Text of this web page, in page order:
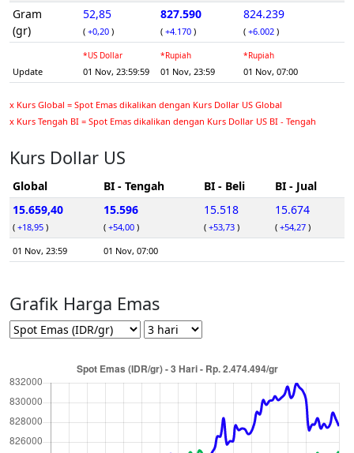
Gram
(gr)
52,85
( +0,20 )
827.590
( +4.170 )
824.239
( +6.002 )
Update
*US Dollar
01 Nov, 23:59:59
*Rupiah
01 Nov, 23:59
*Rupiah
01 Nov, 07:00
x Kurs Global = Spot Emas dikalikan dengan Kurs Dollar US Global
x Kurs Tengah BI = Spot Emas dikalikan dengan Kurs Dollar US BI - Tengah
Kurs Dollar US
Global BI - Tengah BI - Beli
BI - Jual
15.659,40
( +18,95 )
15.596
( +54,00 )
15.518
( +53,73 )
15.674
( +54,27 )
01 Nov, 23:59
01 Nov, 07:00
Grafik Harga Emas